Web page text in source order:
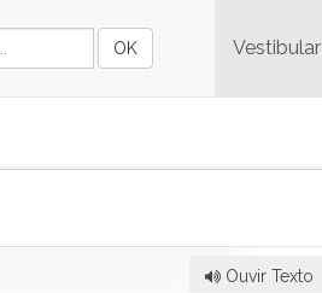
Vestibular
Ouvir Texto